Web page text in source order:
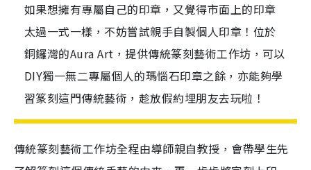
如果想擁有專屬自己的印章，又覺得市面上的印章
太過一式一樣，不妨嘗試親手自製個人印章！位於
銅鑼灣的Aura Art，提供傳統篆刻藝術工作坊，可以
DIY獨一無二專屬個人的瑪惱石印章之餘，亦能夠學
習篆刻這門傳統藝術，趁放假約埋朋友去玩啦！
傳統篆刻藝術工作坊全程由導師親自教授，會帶學生先